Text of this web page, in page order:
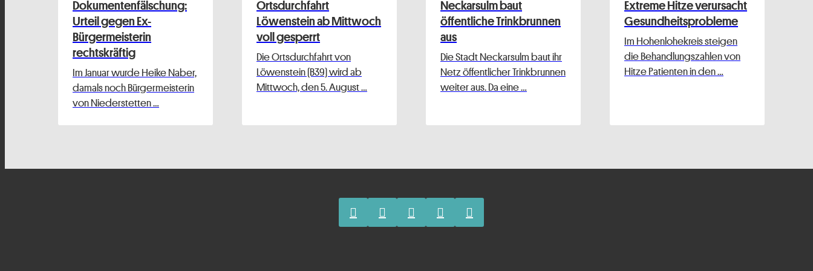
Dokumentenfälschung:
Urteil gegen Ex-
Bürgermeisterin
rechtskräftig
Im Januar wurde Heike Naber,
damals noch Bürgermeisterin
von Niederstetten …
Ortsdurchfahrt
Löwenstein ab Mittwoch
voll gesperrt
Die Ortsdurchfahrt von
Löwenstein (B39) wird ab
Mittwoch, den 5. August …
Neckarsulm baut
öffentliche Trinkbrunnen
aus
Die Stadt Neckarsulm baut ihr
Netz öffentlicher Trinkbrunnen
weiter aus. Da eine …
Extreme Hitze verursacht
Gesundheitsprobleme
Im Hohenlohekreis steigen
die Behandlungszahlen von
Hitze Patienten in den …